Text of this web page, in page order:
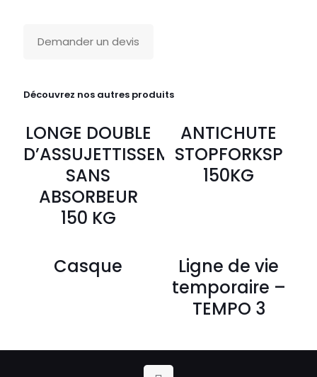
Demander un devis
Découvrez nos autres produits
LONGE DOUBLE
D’ASSUJETTISSEMENT
SANS
ABSORBEUR
150 KG
ANTICHUTE
STOPFORKSP
150KG
Casque
Ligne de vie
temporaire –
TEMPO 3